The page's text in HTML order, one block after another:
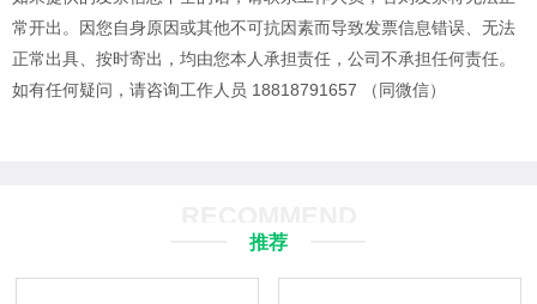
常开出。
因您自身原因或其他不可抗因素而导致发票信息错误、无法
正常出具、按时寄出，均由您本人承担责任，公司不承担任何责任。
如有任何疑问，请咨询工作人员 18818791657 （同微信）
推荐